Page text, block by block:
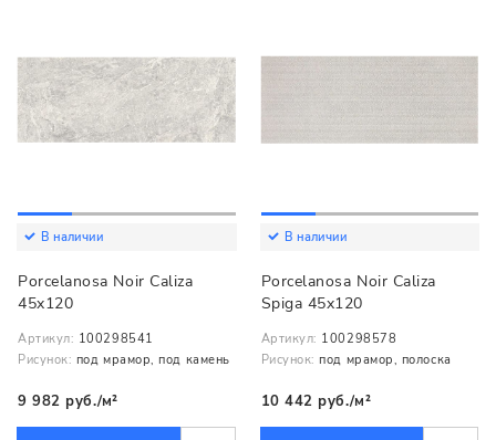
В наличии
Porcelanosa Noir Caliza
45x120
Артикул: 100298541
Рисунок: под мрамор, под камень
9 982 руб./м²
В наличии
Porcelanosa Noir Caliza
Spiga 45x120
Артикул: 100298578
Рисунок: под мрамор, полоска
10 442 руб./м²